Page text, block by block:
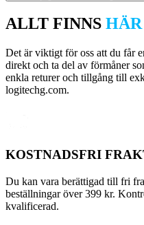
ALLT FINNS HÄR
Det är viktigt för oss att du får
direkt och ta del av förmåner
enkla returer och tillgång till
logitechg.com.
KOSTNADSFRI
Du kan vara berättigad till fri
beställningar över 399 kr.
kvalificerad.